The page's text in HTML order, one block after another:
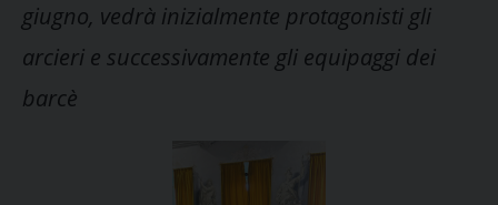
giugno, vedrà inizialmente protagonisti gli
arcieri e successivamente gli equipaggi dei
barcè